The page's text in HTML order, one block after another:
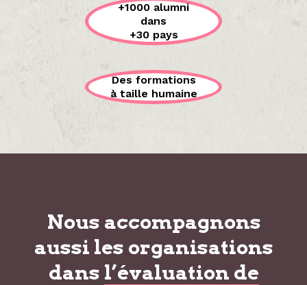
+1000 alumni
dans
+30 pays
Des formations
à taille humaine
Nous accompagnons
aussi les organisations
dans l’évaluation de